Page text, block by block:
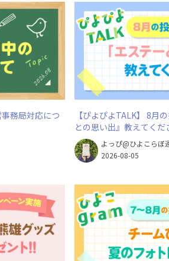
務局対応につ
【ぴよぴよTALK】 8月
との思い出』教えてくだ
よっぴ@ひよこらぼ
2026-08-05